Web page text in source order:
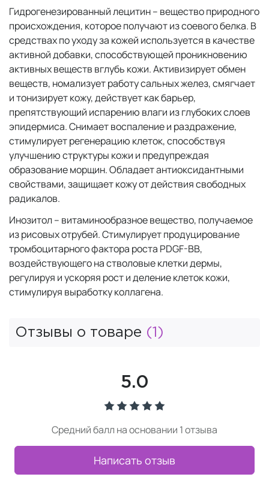
Гидрогенезированный лецитин – вещество природного
происхождения, которое получают из соевого белка. В
средствах по уходу за кожей используется в качестве
активной добавки, способствующей проникновению
активных веществ вглубь кожи. Активизирует обмен
веществ, номализует работу сальных желез, смягчает
и тонизирует кожу, действует как барьер,
препятствующий испарению влаги из глубоких слоев
эпидермиса. Снимает воспаление и раздражение,
стимулирует регенерацию клеток, способствуя
улучшению структуры кожи и предупреждая
образование морщин. Обладает антиоксидантными
свойствами, защищает кожу от действия свободных
радикалов.
Инозитол – витаминообразное вещество, получаемое
из рисовых отрубей. Стимулирует продуцирование
тромбоцитарного фактора роста PDGF-BB,
воздействующего на стволовые клетки дермы,
регулируя и ускоряя рост и деление клеток кожи,
стимулируя выработку коллагена.
Отзывы о товаре (1)
5.0
Средний балл на основании 1 отзыва
Написать отзыв